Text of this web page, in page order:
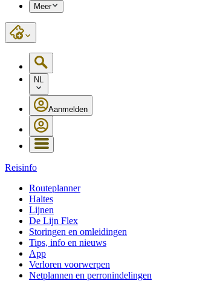
Meer
NL
Aanmelden
Reisinfo
Routeplanner
Haltes
Lijnen
De Lijn Flex
Storingen en omleidingen
Tips, info en nieuws
App
Verloren voorwerpen
Netplannen en perronindelingen